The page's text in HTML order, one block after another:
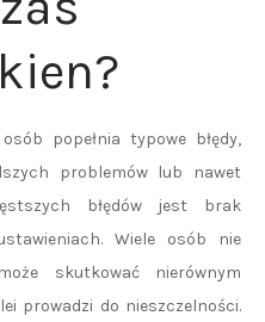
popełnia typowe błędy,
problemów lub nawet
błędów jest brak
Wiele osób nie
skutkować nierównym
prowadzi do nieszczelności.